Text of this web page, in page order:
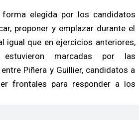
elegida por los candidatos
proponer y emplazar durante el
igual que en ejercicios anteriores,
estuvieron marcadas por las
Piñera y Guillier, candidatos a
frontales para responder a los